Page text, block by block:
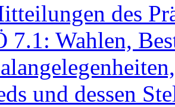
des
7.1: Wahlen,
und dessen